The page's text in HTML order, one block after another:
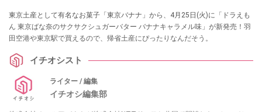
東京土産として有名なお菓子「東京バナナ」から、4月25日(火)に「ドラえも
ん 東京ばな奈のサクサクシュガーバター バナナキャラメル味」が新発売！羽
田空港や東京駅で買えるので、帰省土産にぴったりなんだそう。
イチオシスト
ライター / 編集
イチオシ編集部